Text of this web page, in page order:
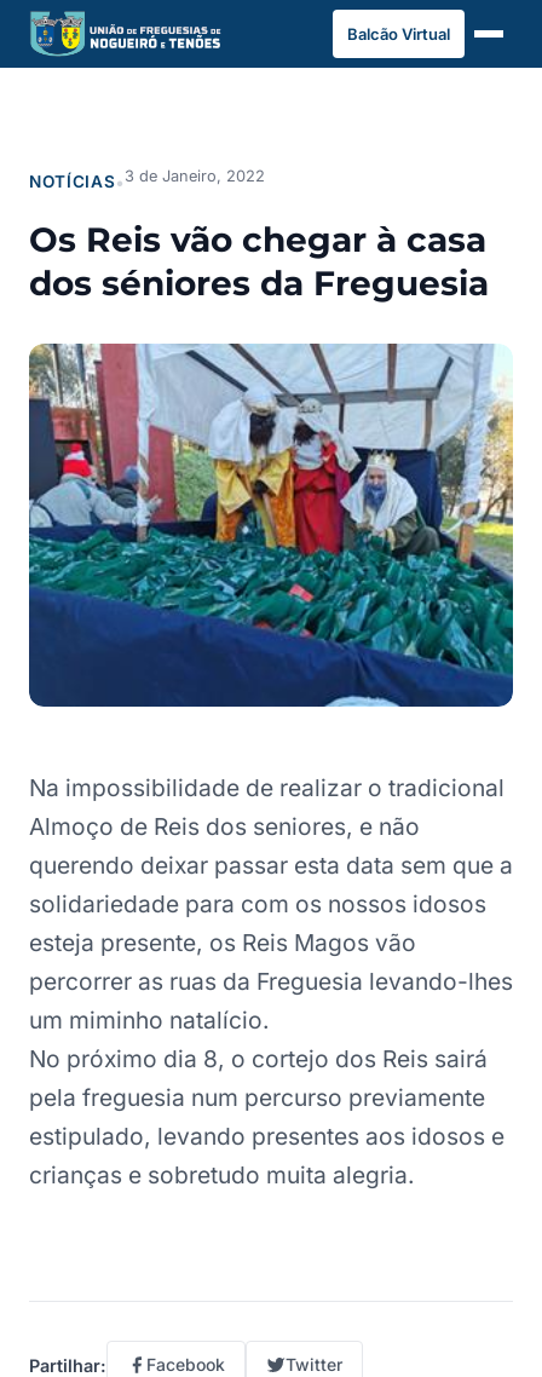
Saltar
para
o
Balcão Virtual
NOTÍCIAS• 3 de Janeiro, 2022
Os Reis vão chegar à casa
dos séniores da Freguesia
Na impossibilidade de realizar o tradicional
Almoço de Reis dos seniores, e não
querendo deixar passar esta data sem que a
solidariedade para com os nossos idosos
esteja presente, os Reis Magos vão
percorrer as ruas da Freguesia levando-lhes
um miminho natalício.
No próximo dia 8, o cortejo dos Reis sairá
pela freguesia num percurso previamente
estipulado, levando presentes aos idosos e
crianças e sobretudo muita alegria.
Partilhar: Facebook Twitter